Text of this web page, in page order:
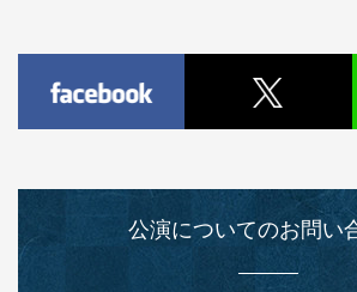
公演についてのお問い